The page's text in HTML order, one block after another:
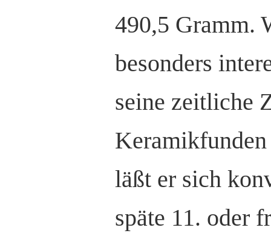
490,5 Gramm.
besonders
seine zeitliche
läßt er sich
späte 11. oder